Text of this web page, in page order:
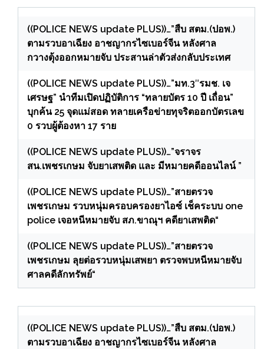
((POLICE NEWS update PLUS))…”สืบ สตม.(ปอพ.)
ตามรวบอาเฉียง อาชญากรไซเบอร์จีน หลังศาล
กวางตุ้งออกหมายจับ ประสานล่าตัวส่งกลับประเทศ
((POLICE NEWS update PLUS))…”มท.3″รมช. เจ
เศรษฐ” นำทีมเปิดปฏิบัติการ “ทลายบัตร 10 ปี เถื่อน”
บุกค้น 25 จุดแม่สอด ทลายเครือข่ายทุจริตออกบัตรเลข
0 รวบผู้ต้องหา 17 ราย
((POLICE NEWS update PLUS))…”จราจร
สน.เพชรเกษม จับยาเสพติด และ มีหมายคดีออนไลน์ ”
((POLICE NEWS update PLUS))…”สายตรวจ
เพชรเกษม รวบหนุ่มครอบครองยาไอซ์ เช็คระบบ one
police เจอหนีหมายจับ สภ.ขาณุฯ คดียาเสพติด“
((POLICE NEWS update PLUS))…”สายตรวจ
เพชรเกษม ลุยต่อรวบหนุ่มเสพยา ตรวจพบหนีหมายจับ
ศาลคดีลักทรัพย์“
((POLICE NEWS update PLUS))…”สืบ สตม.(ปอพ.)
ตามรวบอาเฉียง อาชญากรไซเบอร์จีน หลังศาล